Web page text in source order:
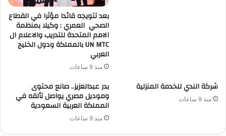
بعد تتويجه قائدا مؤثرا في القطاع
الصحي العمري : وكيلا بمنظمة
الامم المتحدة للتدريب والاعلام ال
UN MTC بالمملكة ودول الخليج
العربي
منذ 9 ساعات
شركة الندي للخدمة المنزلية
منذ 9 ساعات
بدر عبدالعزيز.. صانع محتوى
وموديل مصري يواصل تألقه في
المملكة العربية السعودية
منذ 9 ساعات